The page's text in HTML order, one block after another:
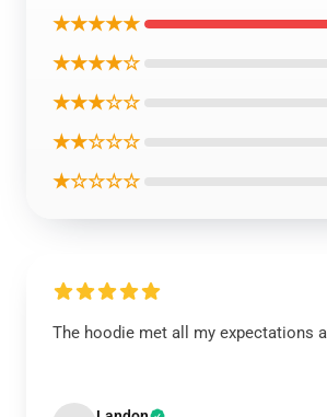
★★★★★
★★★★☆
★★★☆☆
★★☆☆☆
★☆☆☆☆
The hoodie met all my expectations